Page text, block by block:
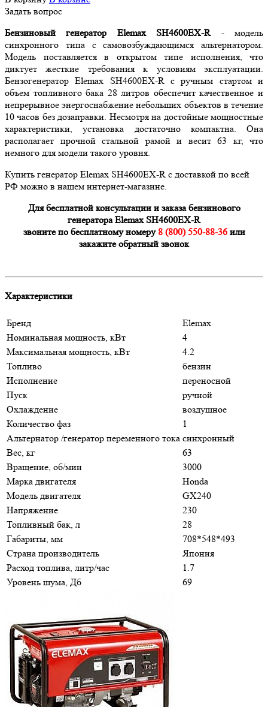
Задать вопрос
Бензиновый генератор Elemax SH4600EX-R- модель
синхронного типа с самовозбуждающимся альтернатором.
Модель поставляется в открытом типе исполнения, что
диктует жесткие требования к условиям эксплуатации.
Бензогенератор Elemax SH4600EX-R с ручным стартом и
объем топливного бака 28 литров обеспечит качественное и
непрерывное энергоснабжение небольших объектов в течение
10 часов без дозаправки. Несмотря на достойные мощностные
характеристики, установка достаточно компактна. Она
располагает прочной стальной рамой и весит 63 кг, что
немного для модели такого уровня.
Купить генератор Elemax SH4600EX-R с доставкой по всей
РФ можно в нашем интернет-магазине.
Для бесплатной консультации и заказа бензинового
генератора Elemax SH4600EX-R
звоните по бесплатному номеру 8 (800) 550-88-36или
закажите обратный звонок
Характеристики
Бренд
Elemax
Номинальная мощность, кВт
4
Максимальная мощность, кВт
4.2
Топливо
бензин
Исполнение
переносной
Пуск
ручной
Охлаждение
воздушное
Количество фаз
1
Альтернатор /генератор переменного тока синхронный
Вес, кг
63
Вращение, об/мин
3000
Марка двигателя
Honda
Модель двигателя
GX240
Напряжение
230
Топливный бак, л
28
Габариты, мм
708*548*493
Страна производитель
Япония
Расход топлива, литр/час
1.7
Уровень шума, Дб
69